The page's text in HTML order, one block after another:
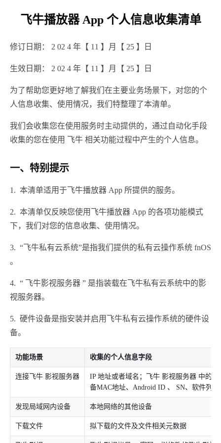
飞牛播放器 App 个人信息收集清单
修订日期： 2 02 4 年【 11 】月【 25 】日
生效日期： 2 02 4 年【 11 】月【 25 】日
为了帮助您更好地了解我们在主要业务场景下，对您的个
人信息收集、使用情况，我们特整理了本清单。
我们会收集您在使用服务时主动提供的，通过自动化手段
收集的您在使用 飞牛 相关功能过程中产生的个人信息。
一、特别提示
1. 本清单适用于飞牛播放器 App 所提供的服务。
2. 本清单仅反映您使用飞牛播放器 App 的各项功能模式
下，我们对您的信息收集、使用情况。
3. “飞牛私有云系统”是指我们提供的私有云操作系统 fnOS
。
4. “ 飞牛影视服务器 ” 是指装载在飞牛私有云系统中的影
视服务器。
5. 硬件设备是指安装并启用飞牛私有云操作系统的硬件设
备。
功能场景 收集的个人信息字段
连接飞牛 影视服务器
IP 地址或者域名；飞牛 影视服务器 中的
备MAC地址、Android ID 、 SN、软件列
发现局域网内设备 本地网络的其他设备
下载文件 拟下载的文件及文件相关元数据